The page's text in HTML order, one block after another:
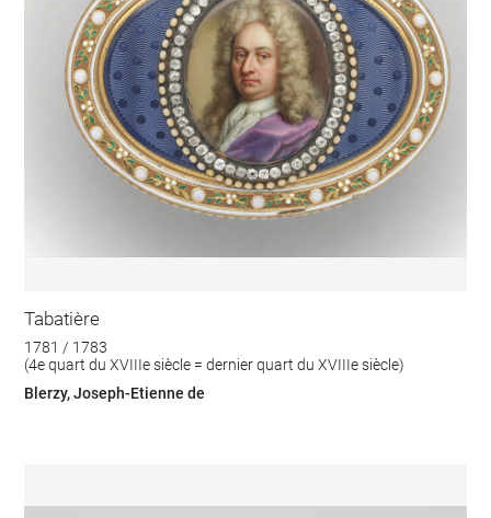
Tabatière
1781 / 1783
(4e quart du XVIIIe siècle = dernier quart du XVIIIe siècle)
Blerzy, Joseph-Etienne de